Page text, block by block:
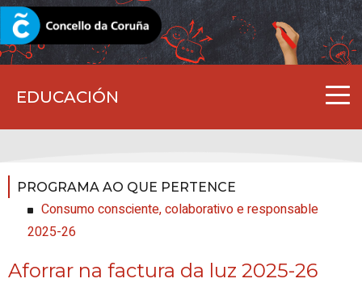
EDUCACIÓN
CORUNA.GAL
PROGRAMA AO QUE PERTENCE
Consumo consciente, colaborativo e responsable
2025-26
Aforrar na factura da luz 2025-26